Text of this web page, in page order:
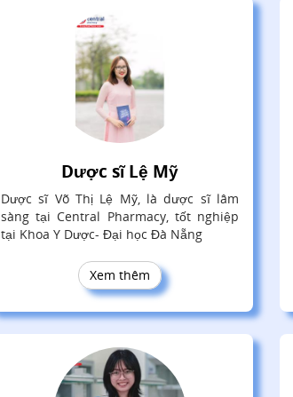
Dược sĩ Lệ Mỹ
Dược sĩ Võ Thị Lệ Mỹ, là dược sĩ lâm
sàng tại Central Pharmacy, tốt nghiệp
tại Khoa Y Dược- Đại học Đà Nẵng
Xem thêm